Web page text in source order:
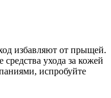
избавляют от прыщей.
ухода за кожей
испробуйте